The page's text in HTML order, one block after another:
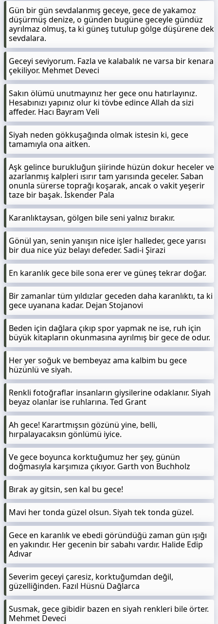
Gün bir gün sevdalanmış geceye, gece de yakamoz
düşürmüş denize, o günden bugüne geceyle gündüz
ayrılmaz olmuş, ta ki güneş tutulup gölge düşürene dek
sevdalara.
Geceyi seviyorum. Fazla ve kalabalık ne varsa bir kenara
çekiliyor. Mehmet Deveci
Sakın ölümü unutmayınız her gece onu hatırlayınız.
Hesabınızı yapınız olur ki tövbe edince Allah da sizi
affeder. Hacı Bayram Veli
Siyah neden gökkuşağında olmak istesin ki, gece
tamamıyla ona aitken.
Aşk gelince burukluğun şiirinde hüzün dokur heceler ve
azarlanmış kalpleri ısırır tam yarısında geceler. Saban
onunla sürerse toprağı koşarak, ancak o vakit yeşerir
taze bir başak. İskender Pala
Karanlıktaysan, gölgen bile seni yalnız bırakır.
Gönül yan, senin yanışın nice işler halleder, gece yarısı
bir dua nice yüz belayı defeder. Sadi-i Şirazi
En karanlık gece bile sona erer ve güneş tekrar doğar.
Bir zamanlar tüm yıldızlar geceden daha karanlıktı, ta ki
gece uyanana kadar. Dejan Stojanovi
Beden için dağlara çıkıp spor yapmak ne ise, ruh için
büyük kitapların okunmasına ayrılmış bir gece de odur.
Her yer soğuk ve bembeyaz ama kalbim bu gece
hüzünlü ve siyah.
Renkli fotoğraflar insanların giysilerine odaklanır. Siyah
beyaz olanlar ise ruhlarına. Ted Grant
Ah gece! Karartmışsın gözünü yine, belli,
hırpalayacaksın gönlümü iyice.
Ve gece boyunca korktuğumuz her şey, günün
doğmasıyla karşımıza çıkıyor. Garth von Buchholz
Bırak ay gitsin, sen kal bu gece!
Mavi her tonda güzel olsun. Siyah tek tonda güzel.
Gece en karanlık ve ebedi göründüğü zaman gün ışığı
en yakındır. Her gecenin bir sabahı vardır. Halide Edip
Adıvar
Severim geceyi çaresiz, korktuğumdan değil,
güzelliğinden. Fazıl Hüsnü Dağlarca
Susmak, gece gibidir bazen en siyah renkleri bile örter.
Mehmet Deveci